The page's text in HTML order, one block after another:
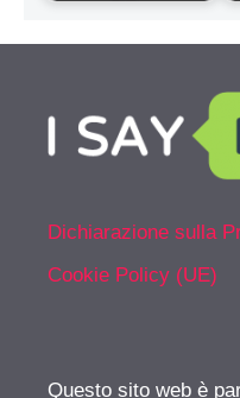
Dichiarazione sulla
Cookie Policy (UE)
Questo sito web è